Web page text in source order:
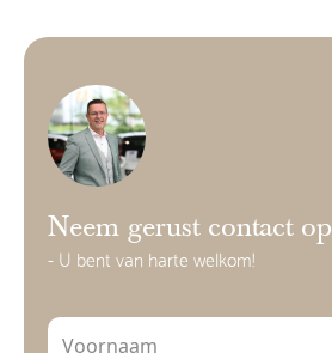
Neem gerust contact op
- U bent van harte welkom!